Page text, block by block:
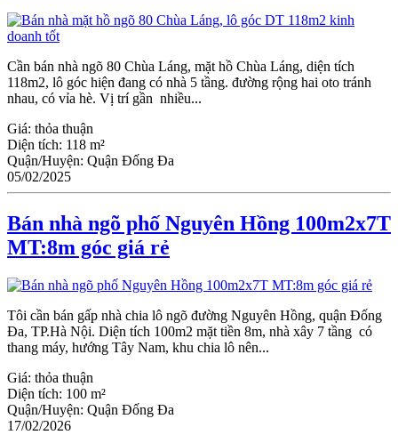
Cần bán nhà ngõ 80 Chùa Láng, mặt hồ Chùa Láng, diện tích
118m2, lô góc hiện đang có nhà 5 tầng. đường rộng hai oto tránh
nhau, có vỉa hè. Vị trí gần nhiều...
Giá: thỏa thuận
Diện tích: 118 m²
Quận/Huyện: Quận Đống Đa
05/02/2025
Bán nhà ngõ phố Nguyên Hồng 100m2x7T
MT:8m góc giá rẻ
Tôi cần bán gấp nhà chia lô ngõ đường Nguyên Hồng, quận Đống
Đa, TP.Hà Nội. Diện tích 100m2 mặt tiền 8m, nhà xây 7 tầng có
thang máy, hướng Tây Nam, khu chia lô nên...
Giá: thỏa thuận
Diện tích: 100 m²
Quận/Huyện: Quận Đống Đa
17/02/2026